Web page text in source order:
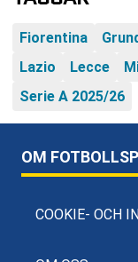
Fiorentina
Lazio
Lecce
Serie A 2025/26
OM
COOKIE- OCH